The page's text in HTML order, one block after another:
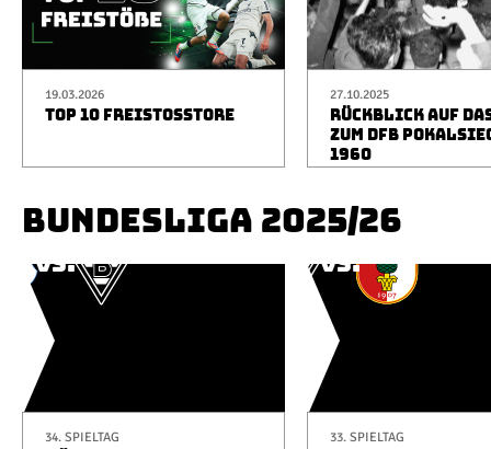
19.03.2026
TOP 10 FREISTOSSTORE
27.10.2025
RÜCKBLICK AUF
ZUM DFB
1960
BUNDESLIGA 2025/26
34. SPIELTAG 33. SPIELTAG